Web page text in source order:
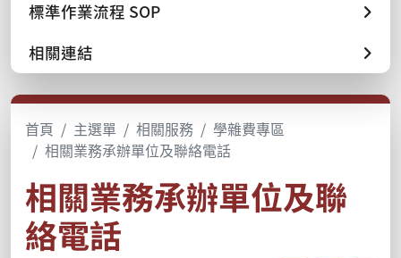
標準作業流程 SOP
相關連結
首頁 主選單 相關服務
學雜費專區
相關業務承辦單位及聯絡電話
相關業務承辦單位及聯
絡電話